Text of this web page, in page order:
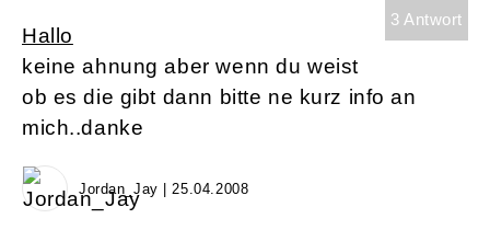
3 Antwort
Hallo
keine ahnung aber wenn du weist
ob es die gibt dann bitte ne kurz info an
mich..danke
Jordan_Jay | 25.04.2008